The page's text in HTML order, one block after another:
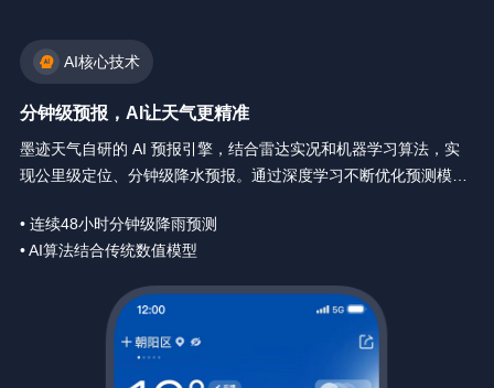
AI核心技术
分钟级预报，AI让天气更精准
墨迹天气自研的 AI 预报引擎，结合雷达实况和机器学习算法，实
现公里级定位、分钟级降水预报。通过深度学习不断优化预测模
• 连续48小时分钟级降雨预测
• AI算法结合传统数值模型